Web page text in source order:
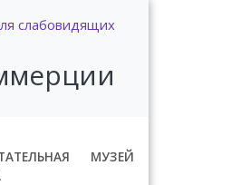
слабовидящих
МУЗЕЙ